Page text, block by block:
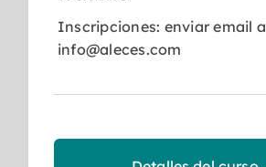
Inscripciones: enviar email a
info@aleces.com